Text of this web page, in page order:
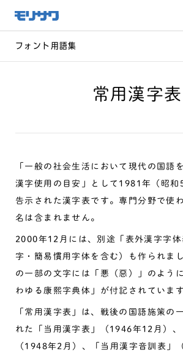
メ
ニュー
飛ばし
へ移動
フォント用語集
常用漢字表
「一般の社会生活において現代の国語
漢字使用の目安」として1981年（昭和
告示された漢字表です。専門分野で使
名は含まれません。
2000年12月には、別途「表外漢字字
字・簡易慣用字体を含む）も作られま
の一部の文字には「悪（惡）」のよう
わゆる康熙字典体」が付記されています
「常用漢字表」は、戦後の国語施策の
れた「当用漢字表」（1946年12月）、
（1948年2月）、「当用漢字音訓表」